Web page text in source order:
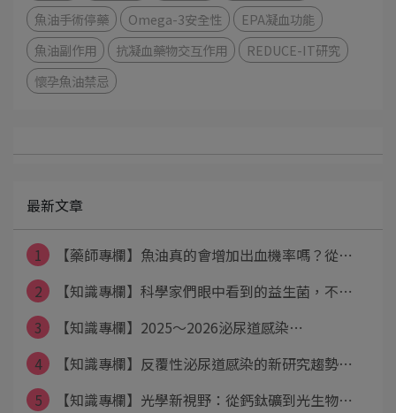
魚油手術停藥
Omega-3安全性
EPA凝血功能
魚油副作用
抗凝血藥物交互作用
REDUCE-IT研究
懷孕魚油禁忌
最新文章
1
【藥師專欄】魚油真的會增加出血機率嗎？從⋯
2
【知識專欄】科學家們眼中看到的益生菌，不⋯
3
【知識專欄】2025～2026泌尿道感染⋯
4
【知識專欄】反覆性泌尿道感染的新研究趨勢⋯
5
【知識專欄】光學新視野：從鈣鈦礦到光生物⋯